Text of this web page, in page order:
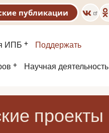
публикации
ИПБ Поддержать
Научная деятельность
проекты